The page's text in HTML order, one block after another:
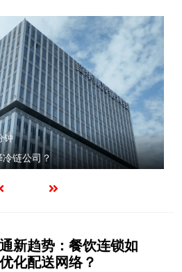
2026年7月14日 1分钟
深圳冷链物流如何护航餐饮
新趋势：餐饮连锁如
化配送网络？